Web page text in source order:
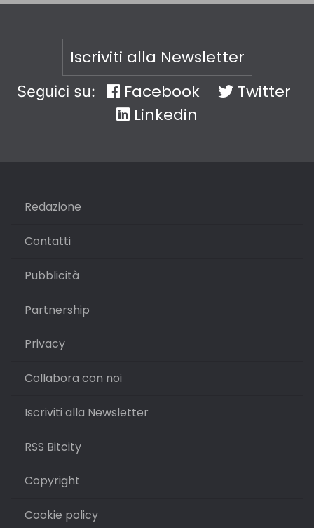
Iscriviti alla Newsletter
Seguici su: Facebook
Twitter
Linkedin
Redazione
Contatti
Pubblicità
Partnership
Privacy
Collabora con noi
Iscriviti alla Newsletter
RSS Bitcity
Copyright
Cookie policy